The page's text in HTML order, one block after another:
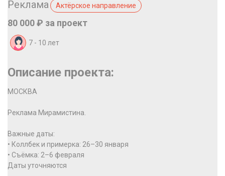
Реклама Актёрское направление
80 000 ₽ за проект
7 - 10 лет
Описание проекта:
МОСКВА
Реклама Мирамистина.
Важные даты:
• Коллбек и примерка: 26–30 января
• Съёмка: 2–6 февраля
Даты уточняются